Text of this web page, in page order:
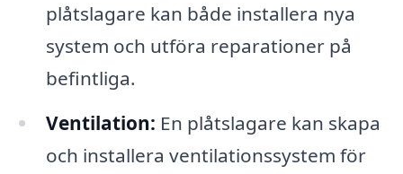
plåtslagare kan både installera nya
system och utföra reparationer på
befintliga.
Ventilation: En plåtslagare kan skapa
och installera ventilationssystem för